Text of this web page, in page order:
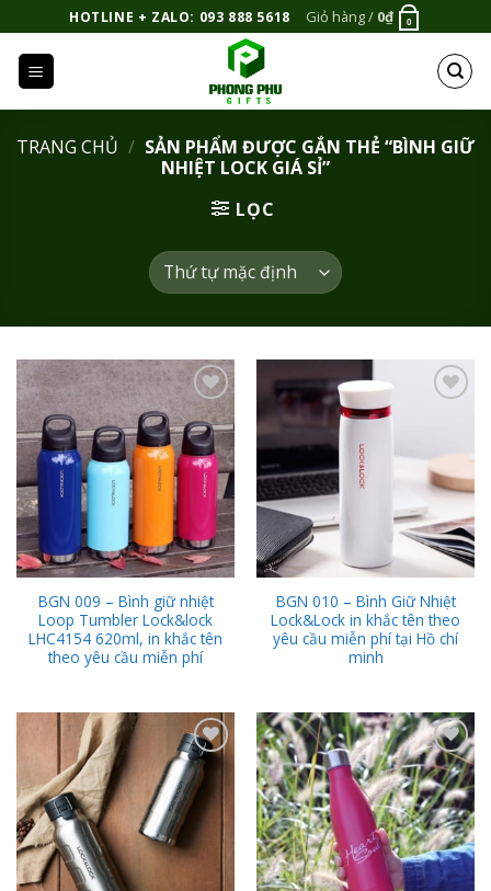
qua
dung
HOTLINE + ZALO: 093 888 5618 Giỏ hàng / 0₫ 0
TRANG CHỦ / SẢN PHẨM ĐƯỢC GẮN THẺ “BÌNH GIỮ
NHIỆT LOCK GIÁ SỈ”
LỌC
Add to
Wishlist
BGN 009 – Bình giữ nhiệt
Loop Tumbler Lock&lock
LHC4154 620ml, in khắc tên
theo yêu cầu miễn phí
BGN 010 – Bình Giữ Nhiệt
Lock&Lock in khắc tên theo
yêu cầu miễn phí tại Hồ chí
minh
Add to
Wishlist
Add to
Wishlist